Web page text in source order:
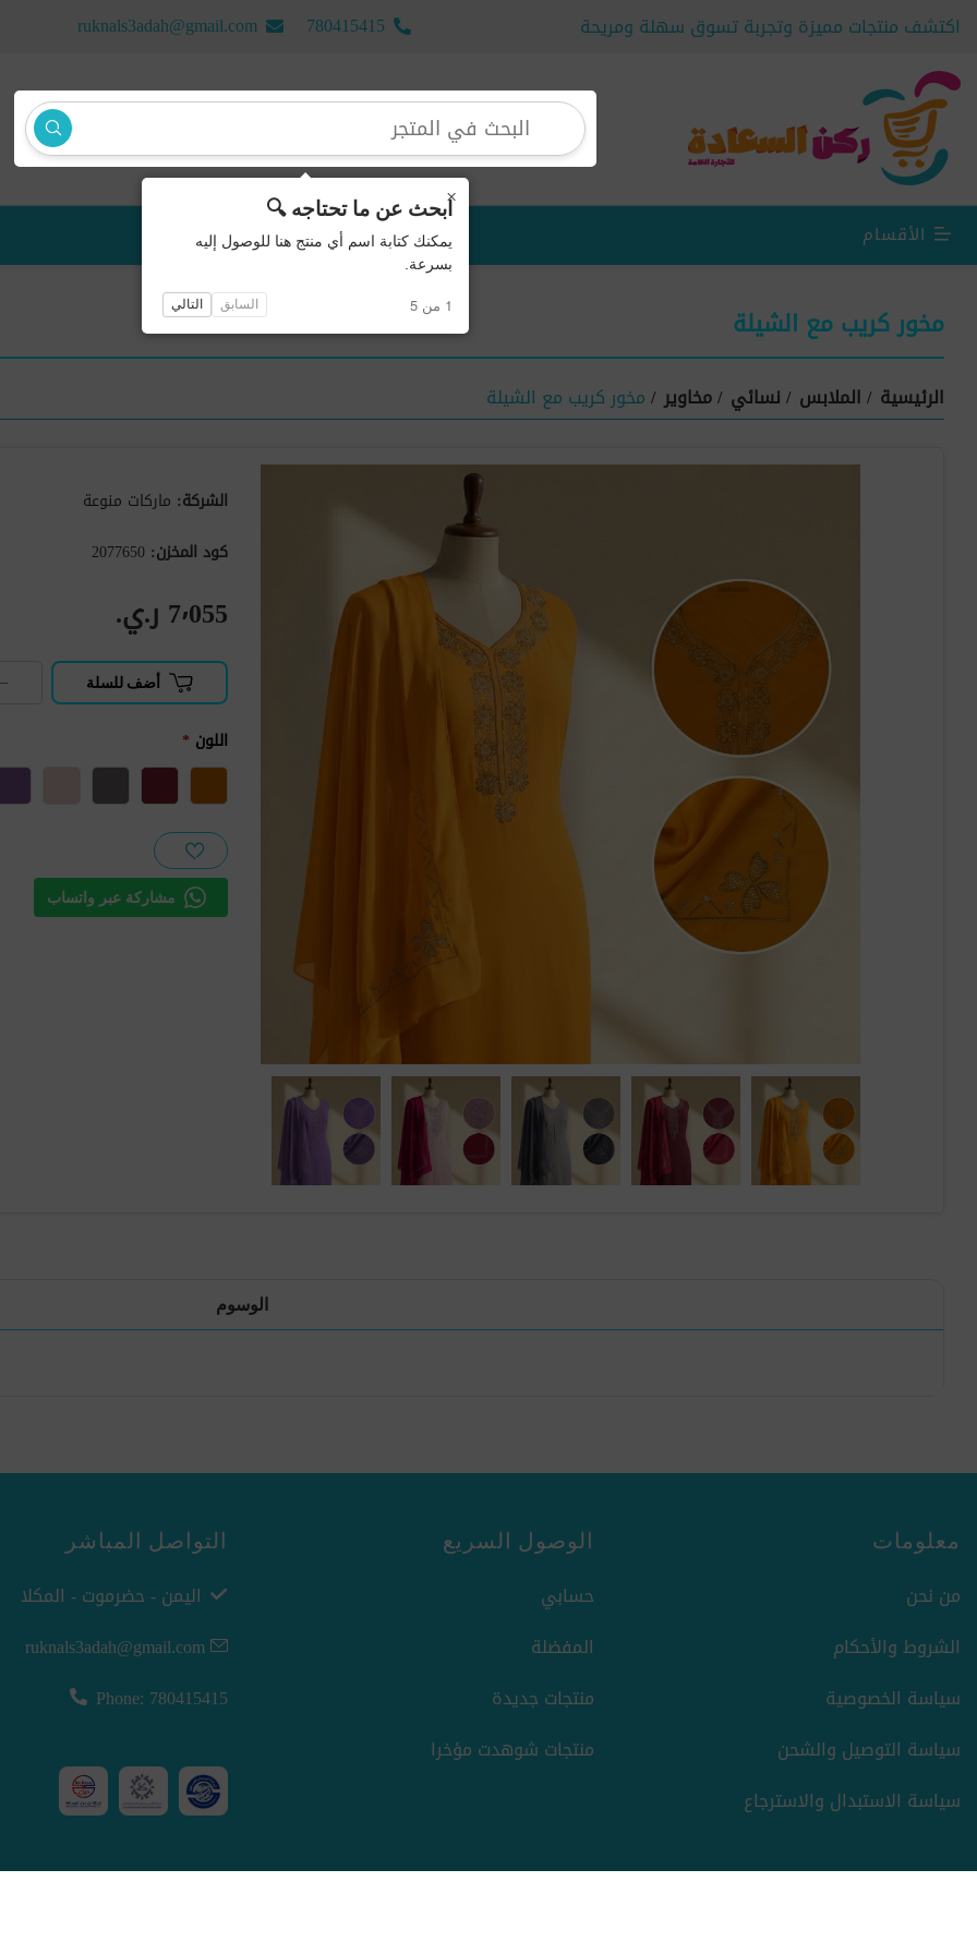
اكتشف منتجات مميزة وتجربة تسوق سهلة ومريحة 780415415
ruknals3adah@gmail.com
الأقسام منتجات جديدة
مخور كريب مع الشيلة
الرئيسية /الملابس /نسائي /مخاوير /مخور كريب مع الشيلة
الشركة: ماركات منوعة
كود المخزن: 2077650
7٬055 ر.ي.‏
أضف للسلة
اللون *
مشاركة عبر واتساب
الوسوم
معلومات
من نحن
الشروط والأحكام
سياسة الخصوصية
سياسة التوصيل والشحن
سياسة الاستبدال والاسترجاع
الوصول السريع
حسابي
المفضلة
منتجات جديدة
منتجات شوهدت مؤخرا
التواصل المباشر
اليمن - حضرموت - المكلا
ruknals3adah@gmail.com
Phone: 780415415
×ابحث عن ما تحتاجه 🔍
يمكنك كتابة اسم أي منتج هنا للوصول إليه
بسرعة.
1 من 5 السابق التالي